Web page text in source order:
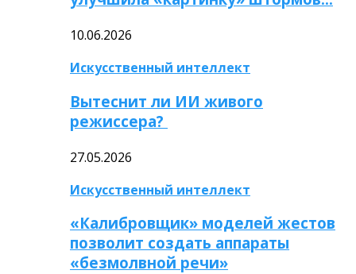
10.06.2026
Искусственный интеллект
Вытеснит ли ИИ живого
режиссера?
27.05.2026
Искусственный интеллект
«Калибровщик» моделей жестов
позволит создать аппараты
«безмолвной речи»